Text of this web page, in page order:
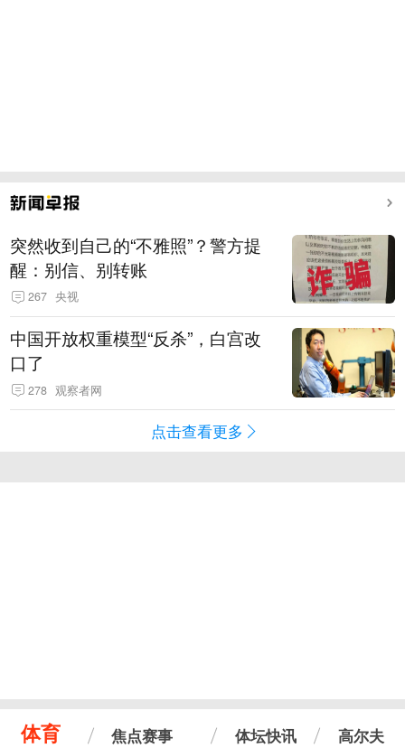
突然收到自己的“不雅照”？警方提
醒：别信、别转账
267 央视
中国开放权重模型“反杀”，白宫改
口了
278 观察者网
点击查看更多
体育 焦点赛事 体坛快讯 高尔夫